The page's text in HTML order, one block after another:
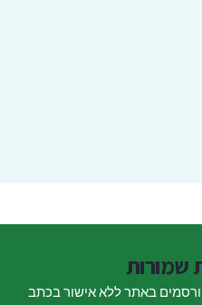
שמורות
באתר ללא אישור בכתב